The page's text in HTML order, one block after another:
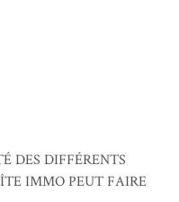
DES DIFFÉRENTS
IMMO PEUT FAIRE